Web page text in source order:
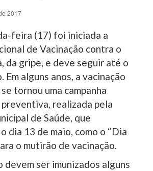
2017
feira (17) foi iniciada a
de Vacinação contra o
da gripe, e deve seguir até o
Em alguns anos, a vacinação
tornou uma campanha
realizada pela
de Saúde, que
dia 13 de maio, como o “Dia
o mutirão de vacinação.
ser imunizados alguns